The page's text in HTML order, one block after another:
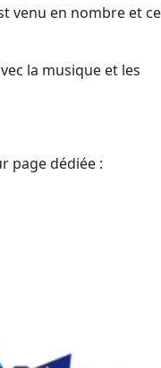
venu en nombre et ce
la musique et les
page dédiée :